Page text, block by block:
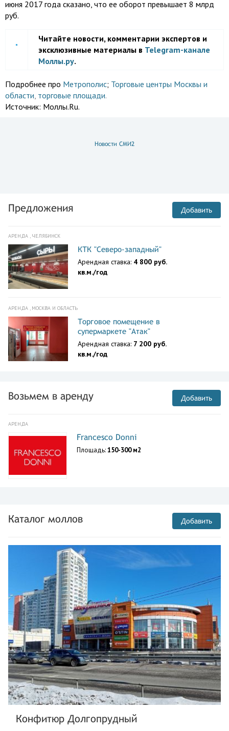
июня 2017 года сказано, что ее оборот превышает 8 млрд
руб.
Читайте новости, комментарии экспертов и
эксклюзивные материалы в Telegram-канале
Моллы.ру.
Подробнее про Метрополис; Торговые центры Москвы и
области торговые площади.
Источник: Моллы.Ru.
Новости СМИ2
Предложения Добавить
АРЕНДА , ЧЕЛЯБИНСК
КТК "Северо-западный"
Арендная ставка: 4 800 руб.
кв.м./год
АРЕНДА , МОСКВА И ОБЛАСТЬ
Торговое помещение в
супермаркете "Атак"
Арендная ставка: 7 200 руб.
кв.м./год
Возьмем в аренду Добавить
АРЕНДА
Francesco Donni
Площадь:150-300 м2
Каталог моллов Добавить
Конфитюр Долгопрудный